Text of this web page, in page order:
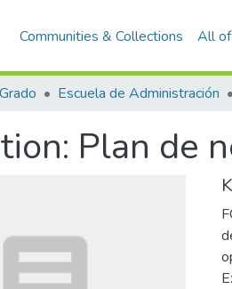
Communities & Collections All
Escuela de Administración
Plan de